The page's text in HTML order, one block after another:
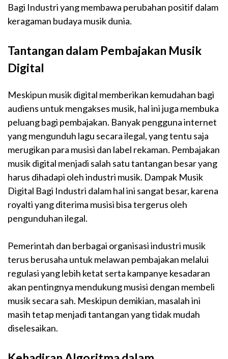
Bagi Industri yang membawa perubahan positif dalam
keragaman budaya musik dunia.
Tantangan dalam Pembajakan Musik
Digital
Meskipun musik digital memberikan kemudahan bagi
audiens untuk mengakses musik, hal ini juga membuka
peluang bagi pembajakan. Banyak pengguna internet
yang mengunduh lagu secara ilegal, yang tentu saja
merugikan para musisi dan label rekaman. Pembajakan
musik digital menjadi salah satu tantangan besar yang
harus dihadapi oleh industri musik. Dampak Musik
Digital Bagi Industri dalam hal ini sangat besar, karena
royalti yang diterima musisi bisa tergerus oleh
pengunduhan ilegal.
Pemerintah dan berbagai organisasi industri musik
terus berusaha untuk melawan pembajakan melalui
regulasi yang lebih ketat serta kampanye kesadaran
akan pentingnya mendukung musisi dengan membeli
musik secara sah. Meskipun demikian, masalah ini
masih tetap menjadi tantangan yang tidak mudah
diselesaikan.